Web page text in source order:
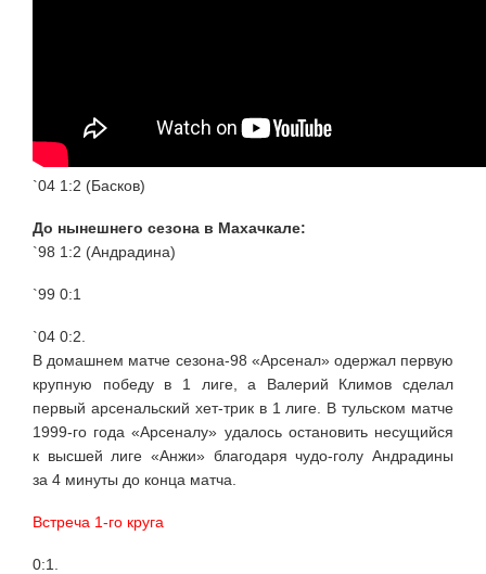
`04 1:2 (Басков)
До нынешнего сезона в Махачкале:
`98 1:2 (Андрадина)
`99 0:1
`04 0:2.
В домашнем матче сезона-98 «Арсенал» одержал первую
крупную победу в 1 лиге, а Валерий Климов сделал
первый арсенальский хет-трик в 1 лиге. В тульском матче
1999-го года «Арсеналу» удалось остановить несущийся
к высшей лиге «Анжи» благодаря чудо-голу Андрадины
за 4 минуты до конца матча.
Встреча 1-го круга
0:1.